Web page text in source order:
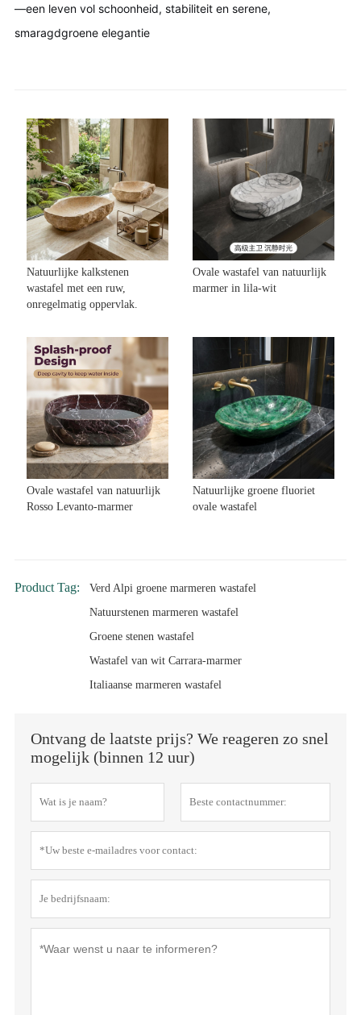
—een leven vol schoonheid, stabiliteit en serene,
smaragdgroene elegantie
Natuurlijke kalkstenen
wastafel met een ruw,
onregelmatig oppervlak.
Ovale wastafel van natuurlijk
marmer in lila-wit
Ovale wastafel van natuurlijk
Rosso Levanto-marmer
Natuurlijke groene fluoriet
ovale wastafel
Product Tag:
Verd Alpi groene marmeren wastafel
Natuurstenen marmeren wastafel
Groene stenen wastafel
Wastafel van wit Carrara-marmer
Italiaanse marmeren wastafel
Ontvang de laatste prijs? We reageren zo snel
mogelijk (binnen 12 uur)